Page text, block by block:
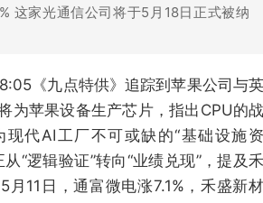
这家光通信公司将于5月18日正式被纳
《九点特供》追踪到苹果公司与英
为苹果设备生产芯片，指出CPU的战
现代AI工厂不可或缺的“基础设施资
“逻辑验证”转向“业绩兑现”，提及禾
月11日，通富微电涨7.1%，禾盛新材